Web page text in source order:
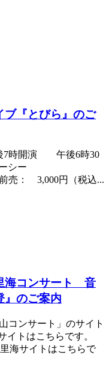
ブ『とびら』のご
7時開演 午後6時30
ーピーシー
前売： 3,000円（税込...
海コンサート 音
』のご案内
コンサート」のサイト
イトはこちらです。
里海サイトはこちらで